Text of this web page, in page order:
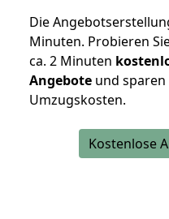
Die
Minuten. Probieren
ca. 2 Minuten
Angebote und sparen
Umzugskosten.
Kostenlose